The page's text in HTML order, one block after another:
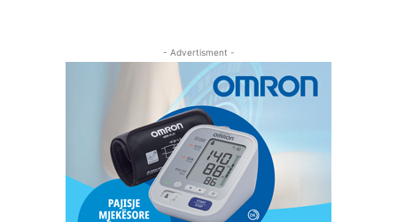
- Advertisment -